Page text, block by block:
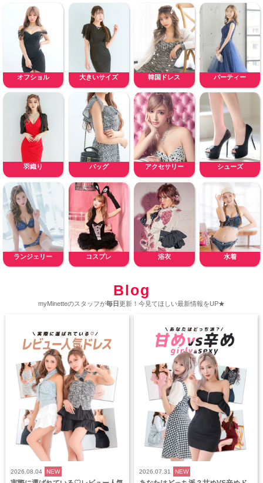
オフショル 大きいサイズ 韓国ドレス パーティー
羽織り バッグ アクセサリー シューズ
ランジェリー コスプレ 浴衣 水着
Blog
myMinetteのスタッフが毎日更新！今見てほしい最新情報をUP★
2026.08.04 NEW 2026.07.31 NEW